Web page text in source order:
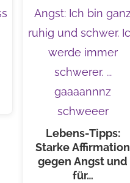
Lebens-Tipps:
Starke Affirmation
gegen Angst und
für…